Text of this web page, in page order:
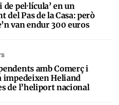
de pel·lícula’ en un
del Pas de la Casa: però
van endur 300 euros
amb Comerç i
Heliand
de l’heliport nacional